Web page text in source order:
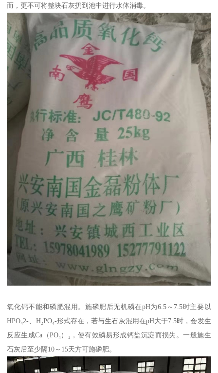
而，更不可将整块石灰扔到池中进行水体消毒。
氧化钙不能和磷肥混用。施磷肥后无机磷在pH为6.5～7.5时主要以
HPO₄2-、H₂PO₄-形式存在，若与生石灰混用在pH大于7.5时，会发生
反应生成Ca（PO₄）₂，使有效磷易形成钙盐沉淀而损失。一般施生
石灰后至少隔10～15天方可施磷肥。